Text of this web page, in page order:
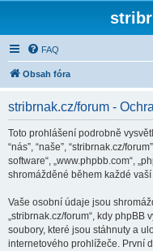
FAQ
Obsah fóra
stribrnak.cz/forum -
Toto prohlášení podrobně
“nás”, “naše”, “stribrnak.cz/
software“, „www.phpbb.com“,
shromážděné během každé vaší
Vaše osobní údaje jsou
„stribrnak.cz/forum“, kdy phpBB
soubory, které jsou stáhnuty a
internetového prohlížeče. První